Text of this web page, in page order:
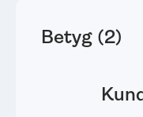
Betyg (2)